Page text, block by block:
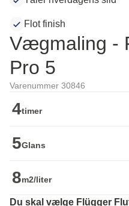
Flot finish
Vægmaling -
Pro 5
Varenummer 30846
4timer
5Glans
8m2/liter
Du skal vælge Flügger